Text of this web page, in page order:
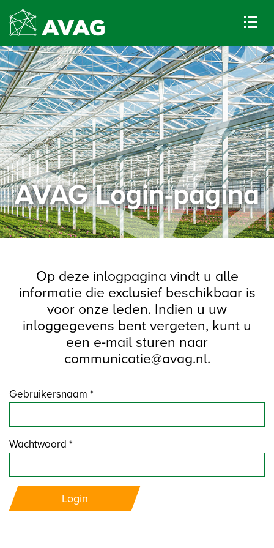
AVAG Login-pagina
Op deze inlogpagina vindt u alle
informatie die exclusief beschikbaar is
voor onze leden. Indien u uw
inloggegevens bent vergeten, kunt u
een e-mail sturen naar
communicatie@avag.nl.
Gebruikersnaam *
Wachtwoord *
Login